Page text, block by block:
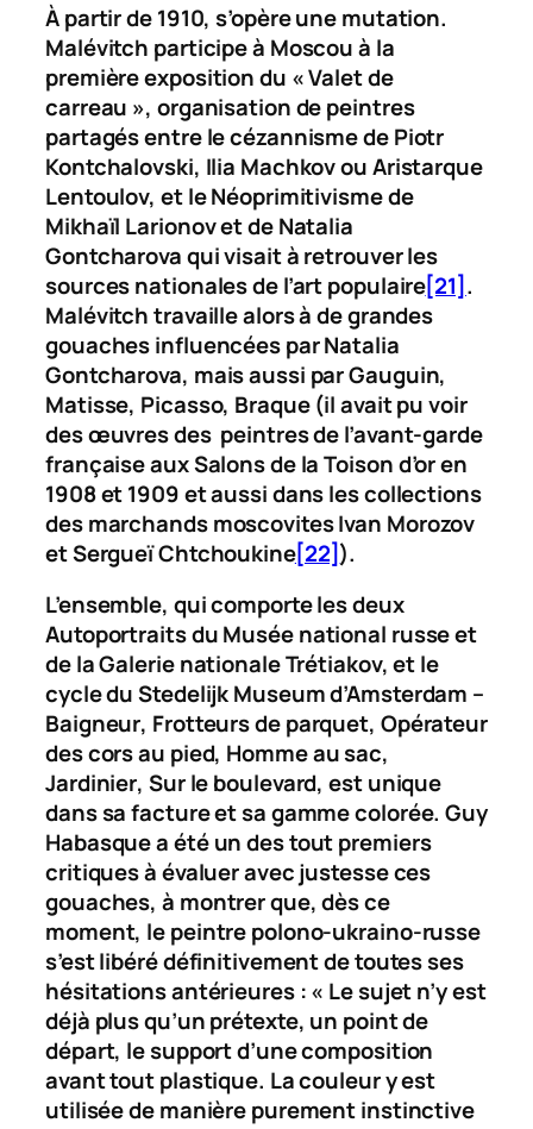
À partir de 1910, s’opère une mutation.
Malévitch participe à Moscou à la
première exposition du « Valet de
carreau », organisation de peintres
partagés entre le cézannisme de Piotr
Kontchalovski, Ilia Machkov ou Aristarque
Lentoulov, et le Néoprimitivisme de
Mikhaïl Larionov et de Natalia
Gontcharova qui visait à retrouver les
sources nationales de l’art populaire[21].
Malévitch travaille alors à de grandes
gouaches influencées par Natalia
Gontcharova, mais aussi par Gauguin,
Matisse, Picasso, Braque (il avait pu voir
des œuvres des peintres de l’avant-garde
française aux Salons de laToison d’oren
1908 et 1909 et aussi dans les collections
des marchands moscovites Ivan Morozov
et Sergueï Chtchoukine[22]).
L’ensemble, qui comporte les deux
Autoportraitsdu Musée national russe et
de la Galerie nationale Trétiakov, et le
cycle du Stedelijk Museum d’Amsterdam –
Baigneur, Frotteurs de parquet, Opérateur
des cors au pied, Homme au sac,
Jardinier, Sur le boulevard, est unique
dans sa facture et sa gamme colorée. Guy
Habasque a été un des tout premiers
critiques à évaluer avec justesse ces
gouaches, à montrer que, dès ce
moment, le peintre polono-ukraino-russe
s’est libéré définitivement de toutes ses
hésitations antérieures : « Le sujet n’y est
déjà plus qu’un prétexte, un point de
départ, le support d’une composition
avant tout plastique. La couleur y est
utilisée de manière purement instinctive